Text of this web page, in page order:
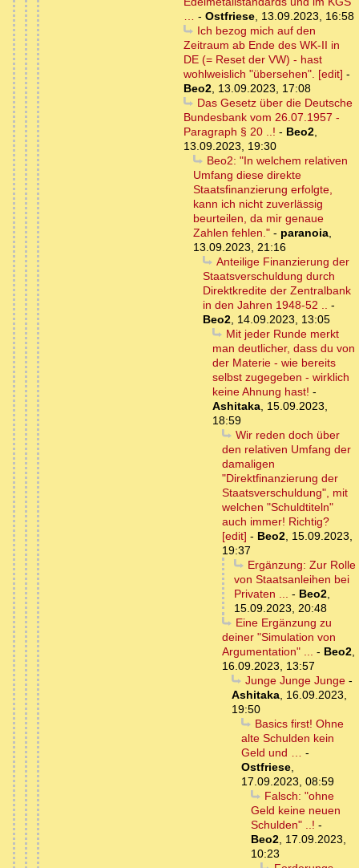
… - Ostfriese, 13.09.2023, 16:58
Ich bezog mich auf den
Zeitraum ab Ende des WK-II in
DE (= Reset der VW) - hast
wohlweislich "übersehen". [edit] -
Beo2, 13.09.2023, 17:08
Das Gesetz über die Deutsche
Bundesbank vom 26.07.1957 -
Paragraph § 20 ..! - Beo2,
13.09.2023, 19:30
Beo2: "In welchem relativen
Umfang diese direkte
Staatsfinanzierung erfolgte,
kann ich nicht zuverlässig
beurteilen, da mir genaue
Zahlen fehlen." - paranoia,
13.09.2023, 21:16
Anteilige Finanzierung der
Staatsverschuldung durch
Direktkredite der Zentralbank
in den Jahren 1948-52 .. -
Beo2, 14.09.2023, 13:05
Mit jeder Runde merkt
man deutlicher, dass du von
der Materie - wie bereits
selbst zugegeben - wirklich
keine Ahnung hast! -
Ashitaka, 15.09.2023,
18:59
Wir reden doch über
den relativen Umfang der
damaligen
"Direktfinanzierung der
Staatsverschuldung", mit
welchen "Schuldtiteln"
auch immer! Richtig?
[edit] - Beo2, 15.09.2023,
19:37
Ergänzung: Zur Rolle
von Staatsanleihen bei
Privaten ... - Beo2,
15.09.2023, 20:48
Eine Ergänzung zu
deiner "Simulation von
Argumentation" ... - Beo2,
16.09.2023, 13:57
Junge Junge Junge-
Ashitaka, 16.09.2023,
19:50
Basics first! Ohne
alte Schulden kein
Geld und … -
Ostfriese,
17.09.2023, 08:59
Falsch: "ohne
Geld keine neuen
Schulden" ..! -
Beo2, 17.09.2023,
10:23